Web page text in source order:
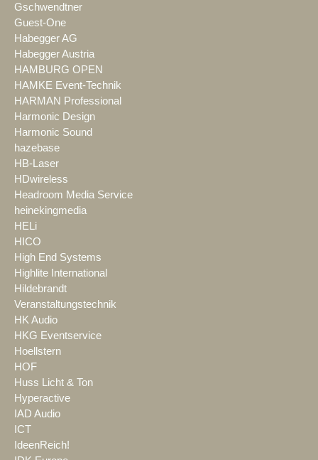
Gschwendtner
Guest-One
Habegger AG
Habegger Austria
HAMBURG OPEN
HAMKE Event-Technik
HARMAN Professional
Harmonic Design
Harmonic Sound
hazebase
HB-Laser
HDwireless
Headroom Media Service
heinekingmedia
HELi
HICO
High End Systems
Highlite International
Hildebrandt
Veranstaltungstechnik
HK Audio
HKG Eventservice
Hoellstern
HOF
Huss Licht & Ton
Hyperactive
IAD Audio
ICT
IdeenReich!